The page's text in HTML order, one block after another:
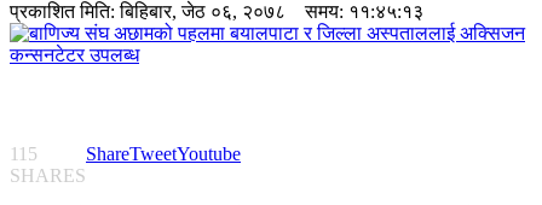
प्रकाशित मिति:बिहिबार, जेठ ०६, २०७८ समय: ११:४५:१३
115
SHARES
ShareTweetYoutube